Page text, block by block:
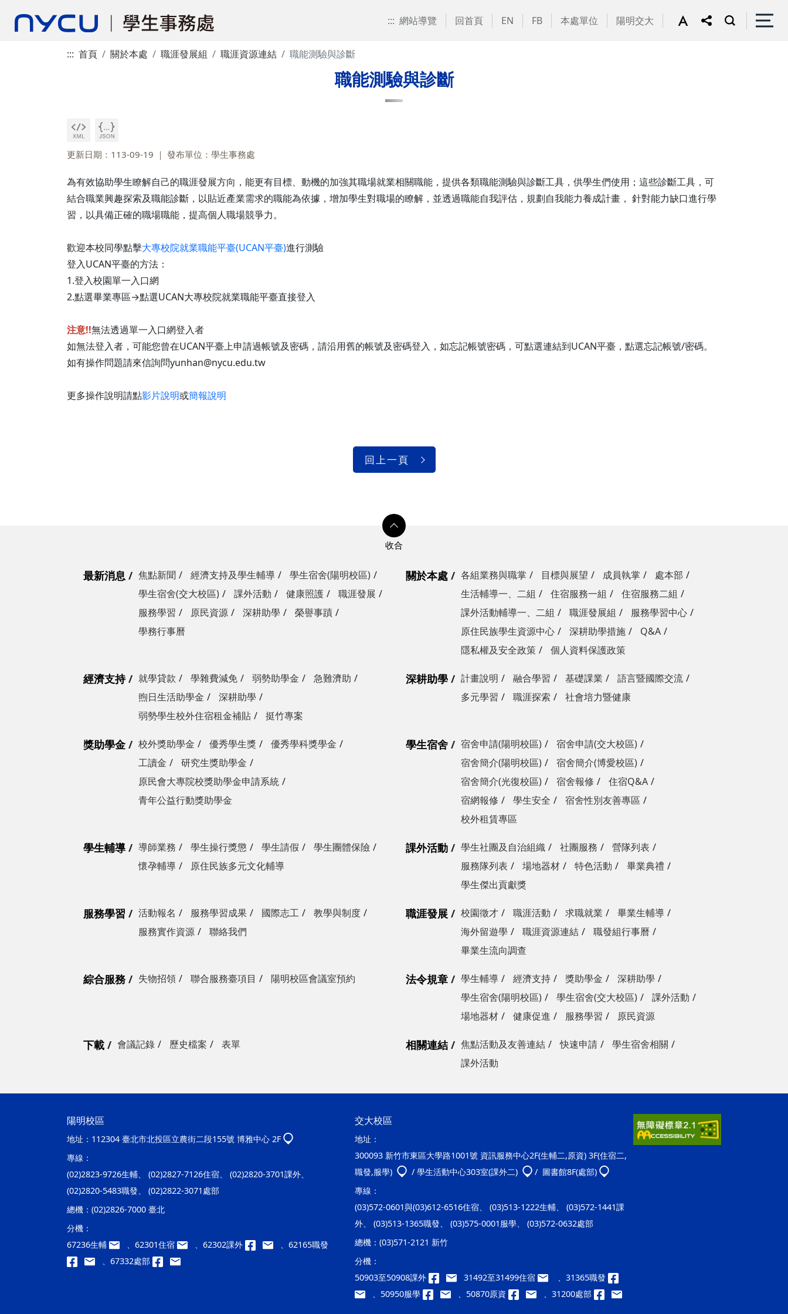
::: 網站導覽 回首頁 EN FB 本處單位 陽明交大
::: 首頁 關於本處 職涯發展組 職涯資源連結 職能測驗與診斷
職能測驗與診斷
更新日期：113-09-19 發布單位：學生事務處
為有效協助學生瞭解自己的職涯發展方向，能更有目標、動機的加強其職場就業相關職能，提供各類職能測驗與診斷工具，供學生們使用；這些診斷工具，可
結合職業興趣探索及職能診斷，以貼近產業需求的職能為依據，增加學生對職場的瞭解，並透過職能自我評估，規劃自我能力養成計畫， 針對能力缺口進行學
習，以具備正確的職場職能，提高個人職場競爭力。
歡迎本校同學點擊大專校院就業職能平臺(UCAN平臺)進行測驗
登入UCAN平臺的方法：
1.登入校園單一入口網
2.點選畢業專區→點選UCAN大專校院就業職能平臺直接登入
注意!!無法透過單一入口網登入者
如無法登入者，可能您曾在UCAN平臺上申請過帳號及密碼，請沿用舊的帳號及密碼登入，如忘記帳號密碼，可點選連結到UCAN平臺，點選忘記帳號/密碼。
如有操作問題請來信詢問yunhan@nycu.edu.tw
更多操作說明請點影片說明或簡報說明
回上一頁
最新消息 焦點新聞 經濟支持及學生輔導
學生宿舍(陽明校區)
學生宿舍(交大校區)
課外活動 健康照護
職涯發展
服務學習
原民資源 深耕助學
榮譽事蹟
學務行事曆
關於本處 各組業務與職掌 目標與展望 成員執掌
處本部
生活輔導一、二組
住宿服務一組
住宿服務二組
課外活動輔導一、二組
職涯發展組
服務學習中心
原住民族學生資源中心
深耕助學措施
Q&A
隱私權及安全政策
個人資料保護政策
經濟支持 就學貸款 學雜費減免 弱勢助學金
急難濟助
煦日生活助學金
深耕助學
弱勢學生校外住宿租金補貼
挺竹專案
深耕助學 計畫說明 融合學習 基礎課業
語言暨國際交流
多元學習
職涯探索 社會培力暨健康
獎助學金 校外獎助學金 優秀學生獎
優秀學科獎學金
工讀金
研究生獎助學金
原民會大專院校獎助學金申請系統
青年公益行動獎助學金
學生宿舍 宿舍申請(陽明校區)
宿舍申請(交大校區)
宿舍簡介(陽明校區)
宿舍簡介(博愛校區)
宿舍簡介(光復校區)
宿舍報修
住宿Q&A
宿網報修
學生安全
宿舍性別友善專區
校外租賃專區
學生輔導 導師業務 學生操行獎懲 學生請假
學生團體保險
懷孕輔導
原住民族多元文化輔導
課外活動 學生社團及自治組織 社團服務
營隊列表
服務隊列表
場地器材 特色活動
畢業典禮
學生傑出貢獻獎
服務學習 活動報名 服務學習成果 國際志工
教學與制度
服務實作資源
聯絡我們
職涯發展 校園徵才 職涯活動 求職就業
畢業生輔導
海外留遊學
職涯資源連結
職發組行事曆
畢業生流向調查
綜合服務 失物招領 聯合服務臺項目 陽明校區會議室預約 法令規章 學生輔導 經濟支持 獎助學金
深耕助學
學生宿舍(陽明校區)
學生宿舍(交大校區)
課外活動
場地器材
健康促進 服務學習 原民資源
下載 會議記錄 歷史檔案 表單 相關連結 焦點活動及友善連結 快速申請
學生宿舍相關
課外活動
陽明校區
地址： 112304 臺北市北投區立農街二段155號 博雅中心 2F
專線：
(02)2823-9726生輔、 (02)2827-7126住宿、 (02)2820-3701課外、
(02)2820-5483職發、 (02)2822-3071處部
總機： (02)2826-7000 臺北
分機：
67236生輔
、62301住宿 、62302課外
、62165職發
、67332處部
交大校區
地址：
300093 新竹市東區大學路1001號 資訊服務中心2F(生輔二,原資) 3F(住宿二,
職發,服學)
/ 學生活動中心303室(課外二)
/ 圖書館8F(處部)
專線：
(03)572-0601與(03)612-6516住宿、 (03)513-1222生輔、 (03)572-1441課
外、 (03)513-1365職發、 (03)575-0001服學、 (03)572-0632處部
總機：(03)571-2121 新竹
分機：
50903至50908課外
31492至31499住宿
、31365職發
、50950服學
、50870原資 、31200處部